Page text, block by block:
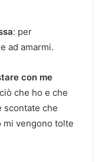
: per
ad amarmi.
con me
che ho e che
scontate che
mi vengono tolte